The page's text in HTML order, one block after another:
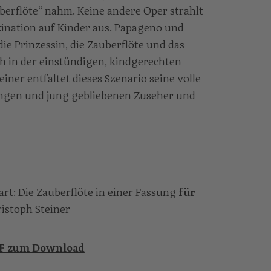
nahm. Keine andere Oper strahlt
auf Kinder aus. Papageno und
Prinzessin, die Zauberflöte und das
in der einstündigen, kindgerechten
entfaltet dieses Szenario seine volle
und jung gebliebenen Zuseher und
Die Zauberflöte in einer Fassung für
Steiner
zum Download